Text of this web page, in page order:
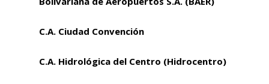
C.A. Ciudad Convención
C.A. Hidrológica del Centro (Hidrocentro)